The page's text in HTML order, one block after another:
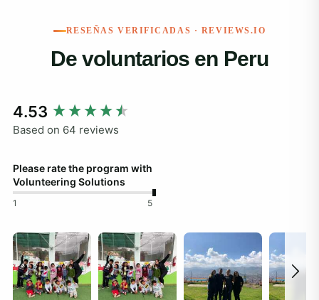
RESEÑAS VERIFICADAS · REVIEWS.IO
De voluntarios en Peru
4.53
Based on 64 reviews
Please rate the program with
Volunteering Solutions
1 5
New content loaded